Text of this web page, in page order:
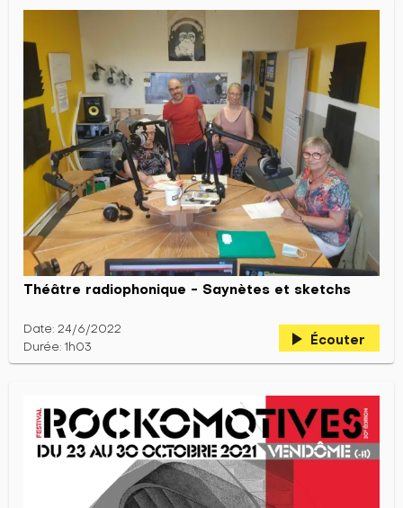
Théâtre radiophonique - Saynètes et sketchs
Date: 24/6/2022
Durée: 1h03
play_arrow Écouter